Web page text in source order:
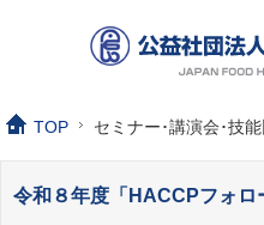
TOP セミナー･講演会･技
令和８年度「HACCPフォロ